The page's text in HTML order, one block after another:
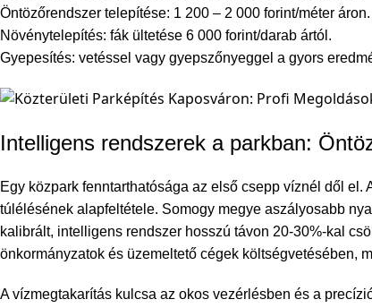
Öntözőrendszer telepítése: 1 200 – 2 000 forint/méter áron.
Növénytelepítés: fák ültetése 6 000 forint/darab ártól.
Gyepesítés: vetéssel vagy gyepszőnyeggel a gyors
Intelligens rendszerek a parkban:
Egy közpark fenntarthatósága az első csepp víznél dől el.
túlélésének alapfeltétele. Somogy megye aszályosabb
kalibrált, intelligens rendszer hosszú távon 20-30%-kal
önkormányzatok és üzemeltető cégek költségvetésében,
A vízmegtakarítás kulcsa az okos vezérlésben és a